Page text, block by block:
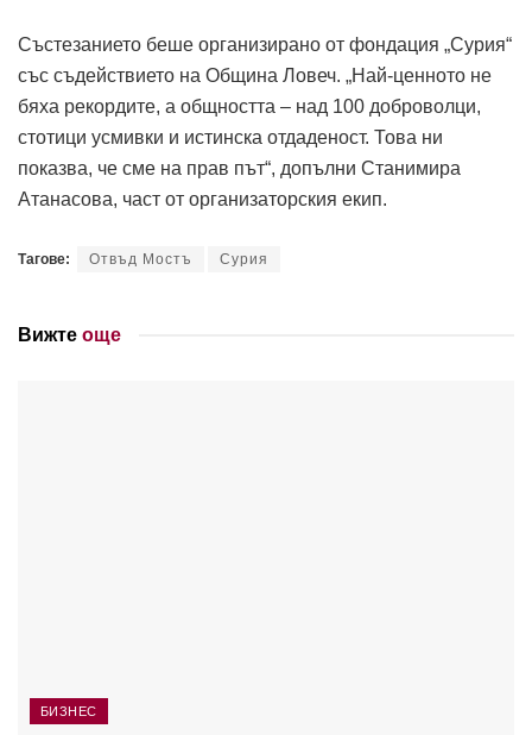
Състезанието беше организирано от фондация „Сурия“
със съдействието на Община Ловеч. „Най-ценното не
бяха рекордите, а общността – над 100 доброволци,
стотици усмивки и истинска отдаденост. Това ни
показва, че сме на прав път“, допълни Станимира
Атанасова, част от организаторския екип.
Тагове: Отвъд Мостъ Сурия
Вижте още
БИЗНЕС